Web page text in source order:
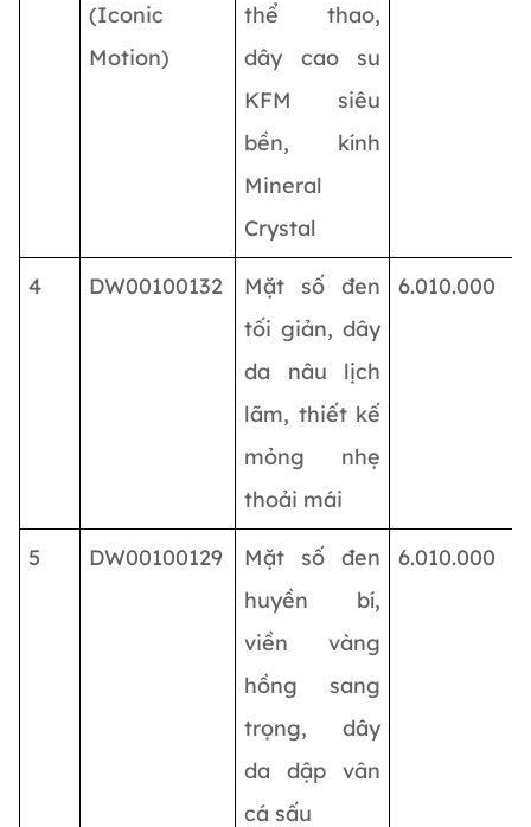
(Iconic
Motion)
thể thao,
dây cao su
KFM siêu
bền, kính
Mineral
Crystal
4 DW00100132
Mặt số đen
tối giản, dây
da nâu lịch
lãm, thiết kế
mỏng nhẹ
thoải mái
6.010.000
5 DW00100129
Mặt số đen
huyền bí,
viền vàng
hồng sang
trọng, dây
da dập vân
cá sấu
6.010.000